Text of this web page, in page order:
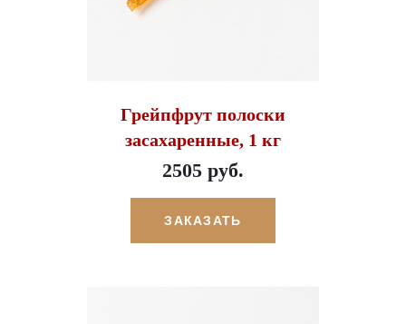
Грейпфрут полоски
засахаренные, 1 кг
2505 руб.
ЗАКАЗАТЬ